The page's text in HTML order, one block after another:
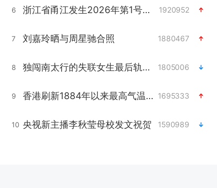
6 浙江省甬江发生2026年第1号洪水 1920952
7 刘嘉玲晒与周星驰合照 1880467
8 独闯南太行的失联女生最后轨迹已确认 1805006
9 香港刷新1884年以来最高气温纪录 1695333
10 央视新主播李秋莹母校发文祝贺 1590989